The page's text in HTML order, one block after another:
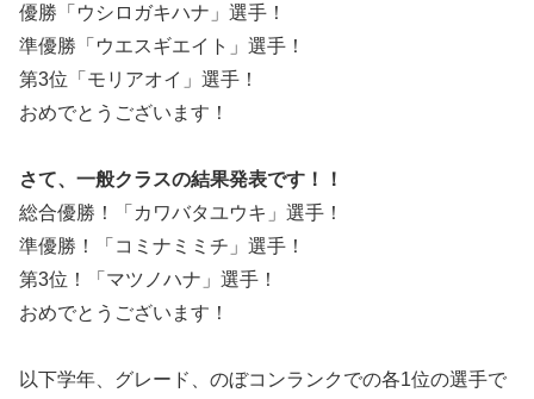
優勝「ウシロガキハナ」選手！
準優勝「ウエスギエイト」選手！
第3位「モリアオイ」選手！
おめでとうございます！
さて、一般クラスの結果発表です！！
総合優勝！「カワバタユウキ」選手！
準優勝！「コミナミミチ」選手！
第3位！「マツノハナ」選手！
おめでとうございます！
以下学年、グレード、のぼコンランクでの各1位の選手で